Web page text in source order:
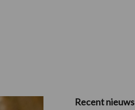
Primaire
Recent nieuws